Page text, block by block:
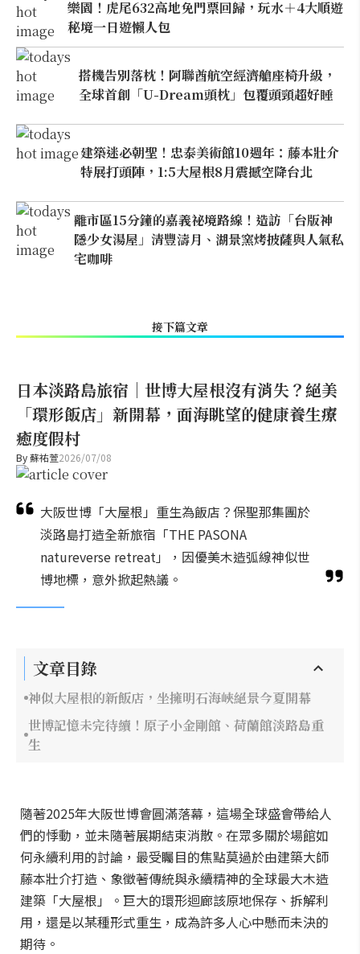
樂園！虎尾632高地免門票回歸，玩水＋4大順遊
秘境一日遊懶人包
搭機告別落枕！阿聯酋航空經濟艙座椅升級，
全球首創「U-Dream頭枕」包覆頭頸超好睡
建築迷必朝聖！忠泰美術館10週年：藤本壯介
特展打頭陣，1:5大屋根8月震撼空降台北
離市區15分鐘的嘉義祕境路線！造訪「台版神
隱少女湯屋」清豐濤月、湖景窯烤披薩與人氣私
宅咖啡
接下篇文章
日本淡路島旅宿｜世博大屋根沒有消失？絕美
「環形飯店」新開幕，面海眺望的健康養生療
癒度假村
By蘇祐萱2026/07/08
大阪世博「大屋根」重生為飯店？保聖那集團於
淡路島打造全新旅宿「THE PASONA
natureverse retreat」，因優美木造弧線神似世
博地標，意外掀起熱議。
文章目錄
神似大屋根的新飯店，坐擁明石海峽絕景今夏開幕
世博記憶未完待續！原子小金剛館、荷蘭館淡路島重
生
隨著2025年大阪世博會圓滿落幕，這場全球盛會帶給人
們的悸動，並未隨著展期結束消散。在眾多關於場館如
何永續利用的討論，最受矚目的焦點莫過於由建築大師
藤本壯介打造、象徵著傳統與永續精神的全球最大木造
建築「大屋根」。巨大的環形迴廊該原地保存、拆解利
用，還是以某種形式重生，成為許多人心中懸而未決的
期待。